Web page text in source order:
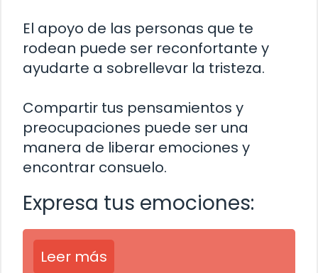
El apoyo de las personas que te
rodean puede ser reconfortante y
ayudarte a sobrellevar la tristeza.
Compartir tus pensamientos y
preocupaciones puede ser una
manera de liberar emociones y
encontrar consuelo.
Expresa tus emociones:
Leer más